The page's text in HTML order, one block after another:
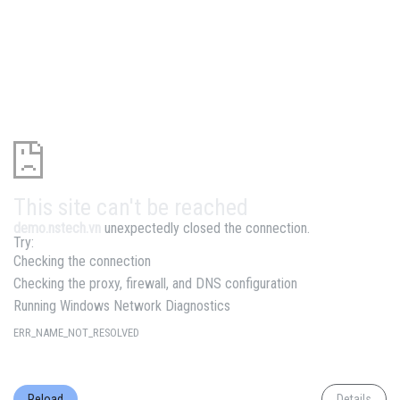
unexpectedly closed the connection.
Try:
Checking the connection
Checking the proxy, firewall, and DNS configuration
Running Windows Network Diagnostics
ERR_NAME_NOT_RESOLVED